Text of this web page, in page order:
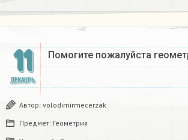
11
ДЕКАБРЬ
Помогите пожалуйста
Автор: volodimirmecerzak
Предмет: Геометрия